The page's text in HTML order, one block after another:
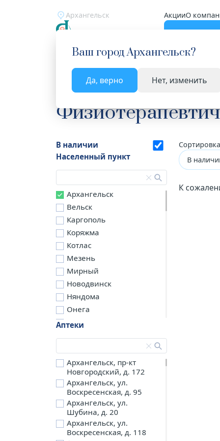
Архангельск АкцииО
Ваш городАрхангельск?
Да, верно Нет, изменить
Главная Каталог Медицинская техника
В наличии
Населенный пункт
Архангельск
Вельск
Каргополь
Коряжма
Котлас
Мезень
Мирный
Новодвинск
Няндома
Онега
Северодвинск
д. Бережная
д. Петариха
д. Согра
п. Березник
п. Боброво
п. Вычегодский
п. Двинской,
Аптеки
Архангельск, пр-кт
Новгородский, д. 172
Архангельск, ул.
Воскресенская, д. 95
Архангельск, ул.
Шубина, д. 20
Архангельск, ул.
Воскресенская, д. 118
В
К